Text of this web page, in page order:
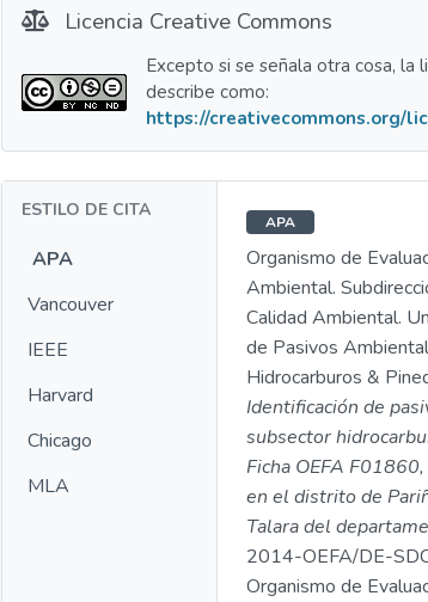
Licencia Creative Commons
Excepto si se señala otra cosa, la
describe como:
https://creativecommons.org/
ESTILO DE CITA
APA
Vancouver
IEEE
Harvard
Chicago
MLA
APA
Organismo de
Ambiental.
Calidad Ambiental.
de Pasivos
Hidrocarburos &
Identificación de
subsector
Ficha OEFA
en el distrito de
Talara del
2014-OEFA/DE-
Organismo de